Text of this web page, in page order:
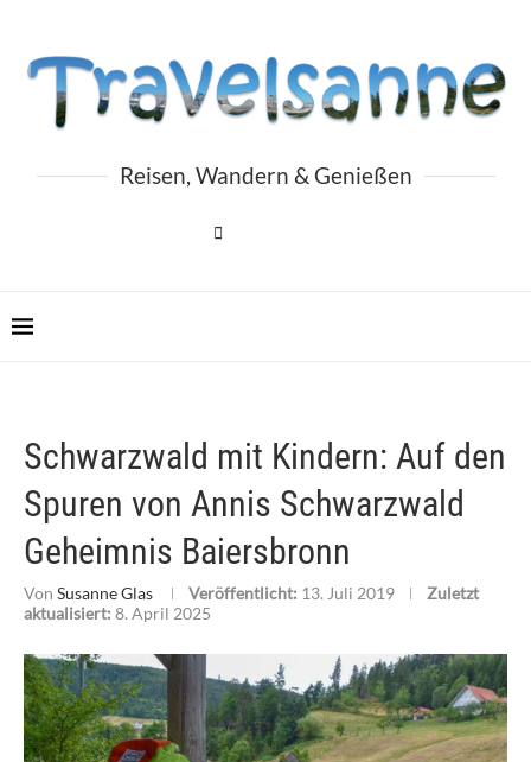
Reisen, Wandern & Genießen
Schwarzwald mit Kindern: Auf den
Spuren von Annis Schwarzwald
Geheimnis Baiersbronn
Von Susanne Glas Veröffentlicht: 13. Juli 2019
Zuletzt
aktualisiert: 8. April 2025